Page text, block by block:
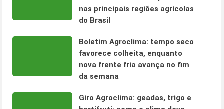
nas principais regiões agrícolas
do Brasil
Boletim Agroclima: tempo seco
favorece colheita, enquanto
nova frente fria avança no fim
da semana
Giro Agroclima: geadas, trigo e